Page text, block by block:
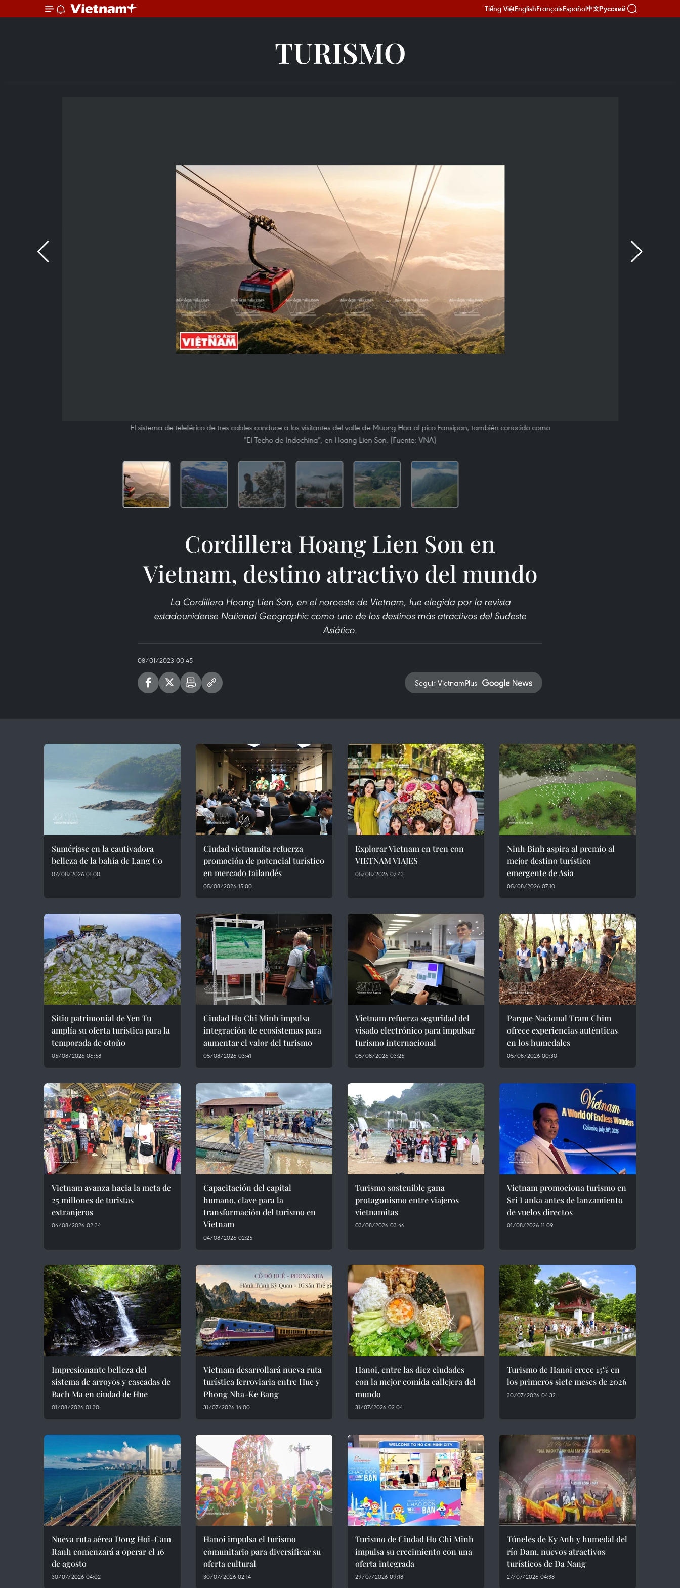
Tiếng ViệtEnglishFrançaisEspañol中文Русский
TURISMO
El sistema de teleférico de tres cables conduce a los visitantes del valle de Muong Hoa al pico Fansipan, también conocido como
"El Techo de Indochina", en Hoang Lien Son. (Fuente: VNA)
Cordillera Hoang Lien Son en
Vietnam, destino atractivo del mundo
La Cordillera Hoang Lien Son, en el noroeste de Vietnam, fue elegida por la revista
estadounidense National Geographic como uno de los destinos más atractivos del Sudeste
Asiático.
08/01/2023 00:45
Seguir VietnamPlus
Sumérjase en la cautivadora
belleza de la bahía de Lang Co
07/08/2026 01:00
Ciudad vietnamita refuerza
promoción de potencial turístico
en mercado tailandés
05/08/2026 15:00
Explorar Vietnam en tren con
VIETNAM VIAJES
05/08/2026 07:43
Ninh Binh aspira al premio al
mejor destino turístico
emergente de Asia
05/08/2026 07:10
Sitio patrimonial de Yen Tu
amplía su oferta turística para la
temporada de otoño
05/08/2026 06:58
Ciudad Ho Chi Minh impulsa
integración de ecosistemas para
aumentar el valor del turismo
05/08/2026 03:41
Vietnam refuerza seguridad del
visado electrónico para impulsar
turismo internacional
05/08/2026 03:25
Parque Nacional Tram Chim
ofrece experiencias auténticas
en los humedales
05/08/2026 00:30
Vietnam avanza hacia la meta de
25 millones de turistas
extranjeros
04/08/2026 02:34
Capacitación del capital
humano, clave para la
transformación del turismo en
Vietnam
04/08/2026 02:25
Turismo sostenible gana
protagonismo entre viajeros
vietnamitas
03/08/2026 03:46
Vietnam promociona turismo en
Sri Lanka antes de lanzamiento
de vuelos directos
01/08/2026 11:09
Impresionante belleza del
sistema de arroyos y cascadas de
Bach Ma en ciudad de Hue
01/08/2026 01:30
Vietnam desarrollará nueva ruta
turística ferroviaria entre Hue y
Phong Nha-Ke Bang
31/07/2026 14:00
Hanoi, entre las diez ciudades
con la mejor comida callejera del
mundo
31/07/2026 02:04
Turismo de Hanoi crece 15% en
los primeros siete meses de 2026
30/07/2026 04:32
Nueva ruta aérea Dong Hoi-Cam
Ranh comenzará a operar el 16
de agosto
30/07/2026 04:02
Hanoi impulsa el turismo
comunitario para diversificar su
oferta cultural
30/07/2026 02:14
Turismo de Ciudad Ho Chi Minh
impulsa su crecimiento con una
oferta integrada
29/07/2026 09:18
Túneles de Ky Anh y humedal del
río Dam, nuevos atractivos
turísticos de Da Nang
27/07/2026 04:38